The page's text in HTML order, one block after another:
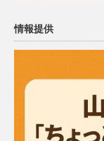
情報提供